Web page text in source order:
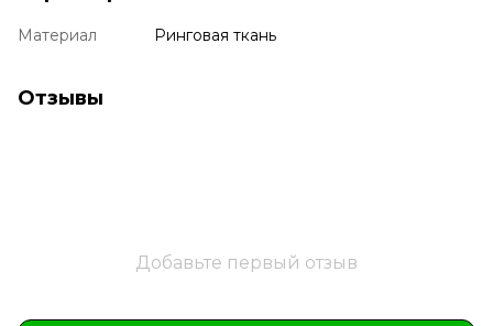
Материал Ринговая ткань
Отзывы
Добавьте первый отзыв